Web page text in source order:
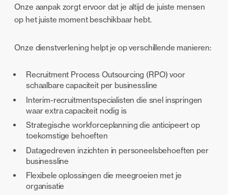
Onze aanpak zorgt ervoor dat je altijd de juiste mensen
op het juiste moment beschikbaar hebt.
Onze dienstverlening helpt je op verschillende manieren:
Recruitment Process Outsourcing (RPO) voor
schaalbare capaciteit per businessline
Interim-recruitmentspecialisten die snel inspringen
waar extra capaciteit nodig is
Strategische workforceplanning die anticipeert op
toekomstige behoeften
Datagedreven inzichten in personeelsbehoeften per
businessline
Flexibele oplossingen die meegroeien met je
organisatie